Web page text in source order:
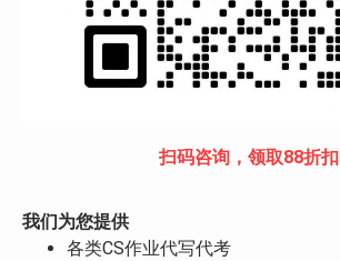
扫码咨询，领取88折扣
我们为您提供
各类CS作业代写代考